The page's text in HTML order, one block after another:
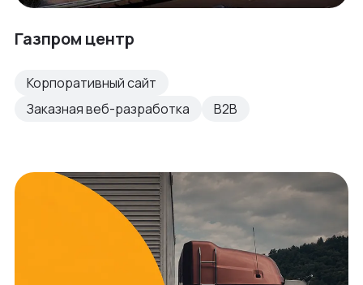
Газпром центр
Корпоративный сайт
Заказная веб-разработка
B2B